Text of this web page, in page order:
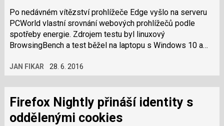
Po nedávném vítězství prohlížeče Edge vyšlo na serveru
PCWorld vlastní srovnání webových prohlížečů podle
spotřeby energie. Zdrojem testu byl linuxový
BrowsingBench a test běžel na laptopu s Windows 10 a
JAN FIKAR 28. 6. 2016
Firefox Nightly přináší identity s
oddělenými cookies